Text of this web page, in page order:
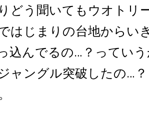
どう聞いてもウオトリ
はじまりの台地からい
込んでるの…？ってい
ャングル突破したの…